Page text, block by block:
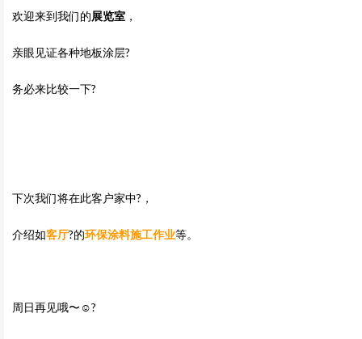
欢迎来到我们的展览室 ，
亲眼见证各种地板涂层?
务必来比较一下?
下次我们将在此客户家中?，
介绍如客厅?的环保涂料施工作业等。
周日再见哦〜☺️?